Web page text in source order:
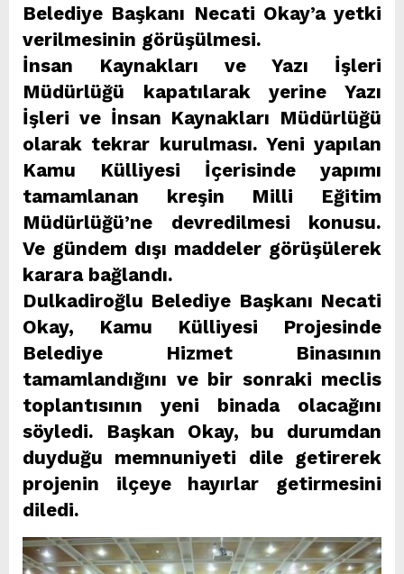
Belediye Başkanı Necati Okay’a yetki
verilmesinin görüşülmesi.
İnsan Kaynakları ve Yazı İşleri
Müdürlüğü kapatılarak yerine Yazı
İşleri ve İnsan Kaynakları Müdürlüğü
olarak tekrar kurulması. Yeni yapılan
Kamu Külliyesi İçerisinde yapımı
tamamlanan kreşin Milli Eğitim
Müdürlüğü’ne devredilmesi konusu.
Ve gündem dışı maddeler görüşülerek
karara bağlandı.
Dulkadiroğlu Belediye Başkanı Necati
Okay, Kamu Külliyesi Projesinde
Belediye Hizmet Binasının
tamamlandığını ve bir sonraki meclis
toplantısının yeni binada olacağını
söyledi. Başkan Okay, bu durumdan
duyduğu memnuniyeti dile getirerek
projenin ilçeye hayırlar getirmesini
diledi.